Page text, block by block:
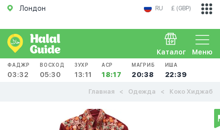
Лондон RU £ (GBP)
Меню
Каталог
ФАДЖР
03:32
ВОСХОД
05:30
ЗУХР
13:11
АСР
18:17
МАГРИБ
20:38
ИША
22:39
Главная Одежда Коко Хиджаб